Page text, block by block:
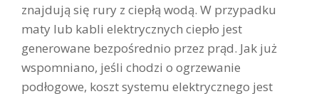
znajdują się rury z ciepłą wodą. W przypadku
maty lub kabli elektrycznych ciepło jest
generowane bezpośrednio przez prąd. Jak już
wspomniano, jeśli chodzi o ogrzewanie
podłogowe, koszt systemu elektrycznego jest